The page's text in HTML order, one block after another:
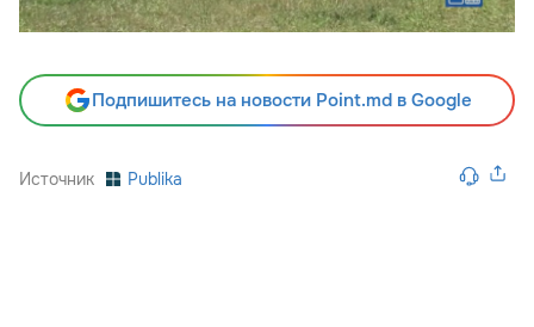
Подпишитесь на новости Point.md в Google
Источник Publika